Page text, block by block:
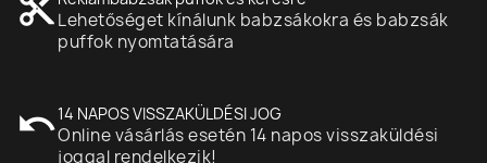
content_cutLehetőséget kínálunk babzsákokra és babzsák
puffok nyomtatására
undo14 NAPOS VISSZAKÜLDÉSI JOG
Online vásárlás esetén 14 napos visszaküldési
joggal rendelkezik!